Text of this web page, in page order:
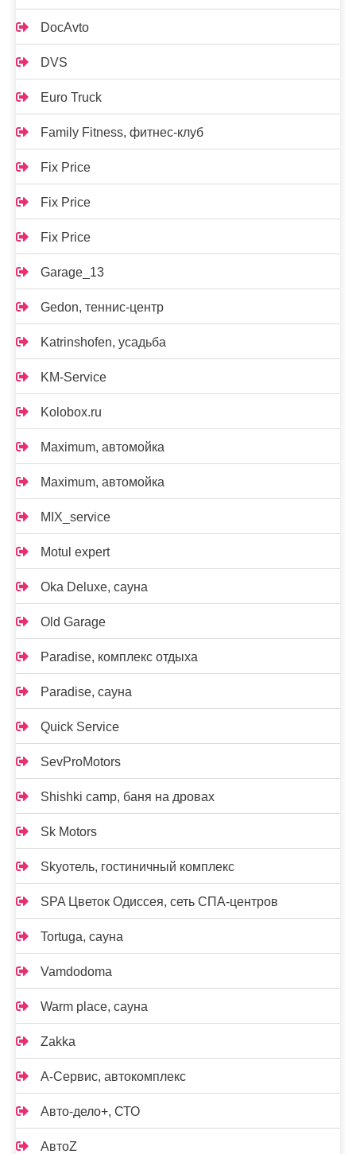
DocAvto
DVS
Euro Truck
Family Fitness, фитнес-клуб
Fix Price
Fix Price
Fix Price
Garage_13
Gedon, теннис-центр
Katrinshofen, усадьба
KM-Service
Kolobox.ru
Maximum, автомойка
Maximum, автомойка
MIX_service
Motul expert
Oka Deluxe, сауна
Old Garage
Paradise, комплекс отдыха
Paradise, сауна
Quick Service
SevProMotors
Shishki camp, баня на дровах
Sk Motors
Skyотель, гостиничный комплекс
SPA Цветок Одиссея, сеть СПА-центров
Tortuga, сауна
Vamdodoma
Warm place, сауна
Zakka
А-Сервис, автокомплекс
Авто-дело+, СТО
АвтоZ